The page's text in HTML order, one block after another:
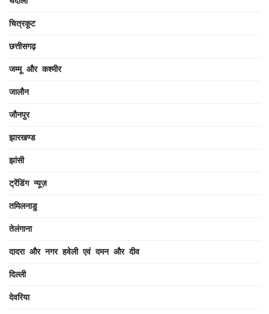
चित्रकूट
छत्तीसगढ़
जम्मू और कश्मीर
जालौन
जौनपुर
झारखण्ड
झांसी
ट्रेंडिंग न्यूज़
तमिलनाडु
तेलंगाना
दादरा और नगर हवेली एवं दमन और दीव
दिल्ली
देवरिया